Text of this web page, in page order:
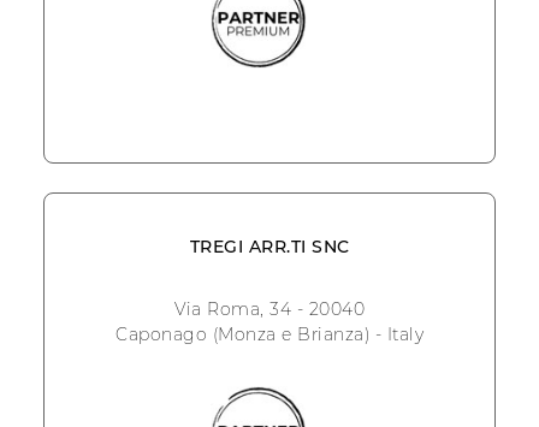
TREGI ARR.TI SNC
Via Roma, 34 - 20040
Caponago (Monza e Brianza) - Italy